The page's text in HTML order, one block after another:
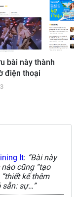
bài này thành
điện thoại
It: “Bài này
cũng “tạo
kế thêm
sẵn: sự…”